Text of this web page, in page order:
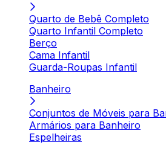
Quarto de Bebê Completo
Quarto Infantil Completo
Berço
Cama Infantil
Guarda-Roupas Infantil
Banheiro
Conjuntos de Móveis para
Armários para Banheiro
Espelheiras